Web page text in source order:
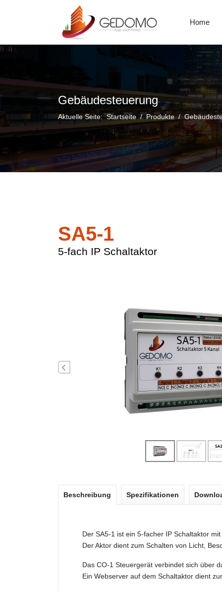
Home
Gebäudesteuerung
Aktuelle Seite:Startseite Produkte
SA5-1
5-fach IP Schaltaktor
Beschreibung Spezifikationen
Der SA5-1 ist ein 5-facher IP Schaltaktor
Der Aktor dient zum Schalten von Licht,
Das CO-1 Steuergerät verbindet sich über
Ein Webserver auf dem Schaltaktor dient